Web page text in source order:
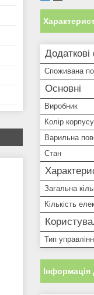
Додаткові
Споживана
Основні
Виробник
Колір корпусу
Варильна
Стан
Загальна
Кількість
Тип